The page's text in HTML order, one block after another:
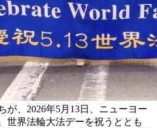
が、2026年5月13日、ニューヨー
世界法輪大法デーを祝うととも